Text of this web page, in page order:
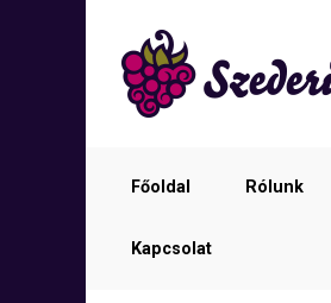
Főoldal Rólunk
Kapcsolat